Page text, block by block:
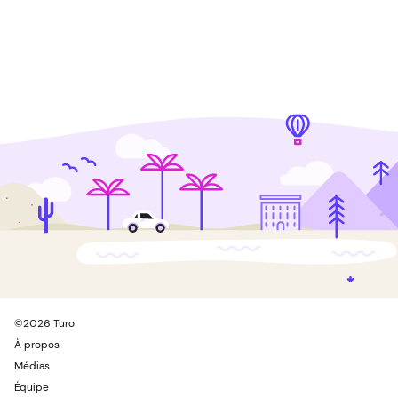
©2026 Turo
À propos
Médias
Équipe